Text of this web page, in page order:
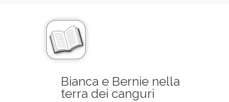
Bianca e Bernie nella
terra dei canguri